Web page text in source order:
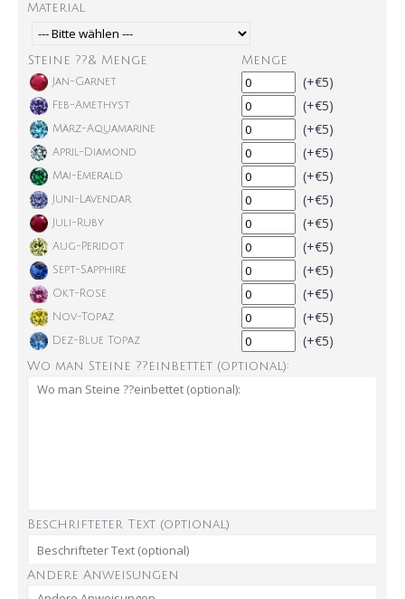
Material
Steine ??& Menge Menge
Jan-Garnet (+€5)
Feb-Amethyst (+€5)
März-Aquamarine (+€5)
April-Diamond (+€5)
Mai-Emerald (+€5)
Juni-Lavendar (+€5)
Juli-Ruby (+€5)
Aug-Peridot (+€5)
Sept-Sapphire (+€5)
Okt-Rose (+€5)
Nov-Topaz (+€5)
Dez-Blue Topaz (+€5)
Wo man Steine ??einbettet (optional):
Beschrifteter Text (optional)
Andere Anweisungen